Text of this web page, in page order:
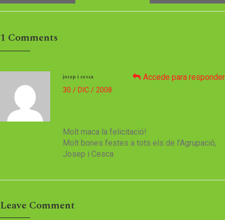
1 Comments
josep i cesca
30 / DIC / 2008
Accede para responder
Molt maca la felicitació!
Molt bones festes a tots els de l’Agrupació,
Josep i Cesca
Leave Comment